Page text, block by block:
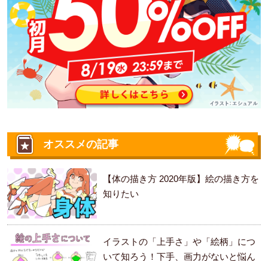
オススメの記事
【体の描き方 2020年版】絵の描き方を
知りたい
イラストの「上手さ」や「絵柄」につ
いて知ろう！下手、画力がないと悩ん